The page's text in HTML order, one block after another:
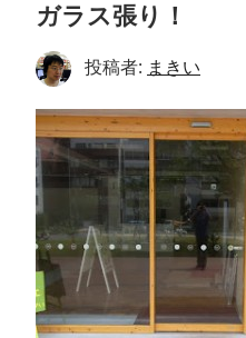
ガラス張り！
投稿者: まきい